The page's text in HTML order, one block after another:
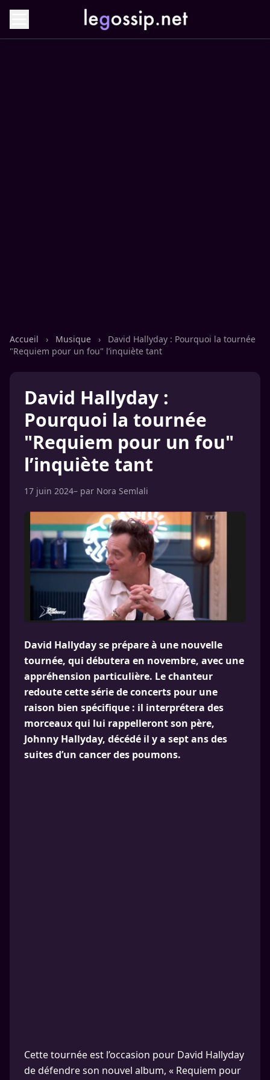
Accueil › Musique ›
David Hallyday : Pourquoi la tournée
"Requiem pour un fou" l’inquiète tant
David Hallyday :
Pourquoi la tournée
"Requiem pour un fou"
l’inquiète tant
17 juin 2024– par Nora Semlali
David Hallyday se prépare à une nouvelle
tournée, qui débutera en novembre, avec une
appréhension particulière. Le chanteur
redoute cette série de concerts pour une
raison bien spécifique : il interprétera des
morceaux qui lui rappelleront son père,
Johnny Hallyday, décédé il y a sept ans des
suites d’un cancer des poumons.
Cette tournée est l’occasion pour David Hallyday
de défendre son nouvel album, « Requiem pour